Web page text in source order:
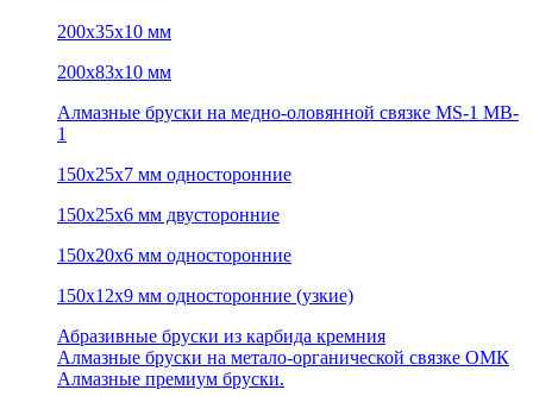
200х35х10 мм
200х83х10 мм
Алмазные бруски на медно-оловянной связке MS-1 MB-
1
150х25х7 мм односторонние
150х25х6 мм двусторонние
150х20х6 мм односторонние
150х12х9 мм односторонние (узкие)
Абразивные бруски из карбида кремния
Алмазные бруски на метало-органической связке ОМК
Алмазные премиум бруски.